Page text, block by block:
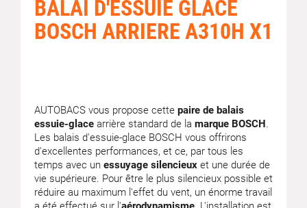
BALAI D'ESSUIE GLACE
BOSCH ARRIERE A310H X1
AUTOBACS vous propose cette paire de balais
essuie-glace arrière standard de la marque BOSCH.
Les balais d'essuie-glace BOSCH vous offrirons
d'excellentes performances, et ce, par tous les
temps avec un essuyage silencieux et une durée de
vie supérieure. Pour être le plus silencieux possible et
réduire au maximum l'effet du vent, un énorme travail